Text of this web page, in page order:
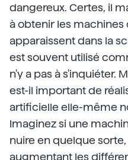
dangereux. Certes, il
à obtenir les
apparaissent dans la
est souvent utilisé
n'y a pas à s'inquiéter.
est-il important de
artificielle elle-même
Imaginez si une
nuire en quelque
augmentant les